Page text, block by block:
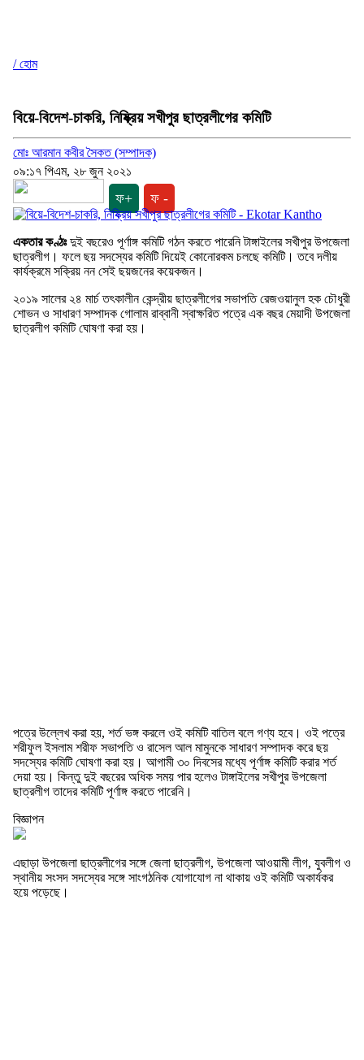
/ হোম
বিয়ে-বিদেশ-চাকরি, নিষ্ক্রিয় সখীপুর ছাত্রলীগের কমিটি
মোঃ আরমান কবীর সৈকত (সম্পাদক)
০৯:১৭ পিএম, ২৮ জুন ২০২১
ফ+ ফ -
একতার কণ্ঠঃদুই বছরেও পূর্ণাঙ্গ কমিটি গঠন করতে পারেনি টাঙ্গাইলের সখীপুর উপজেলা
ছাত্রলীগ। ফলে ছয় সদস্যের কমিটি দিয়েই কোনোরকম চলছে কমিটি। তবে দলীয়
কার্যক্রমে সক্রিয় নন সেই ছয়জনের কয়েকজন।
২০১৯ সালের ২৪ মার্চ তৎকালীন কেন্দ্রীয় ছাত্রলীগের সভাপতি রেজওয়ানুল হক চৌধুরী
শোভন ও সাধারণ সম্পাদক গোলাম রাব্বানী স্বাক্ষরিত পত্রে এক বছর মেয়াদী উপজেলা
ছাত্রলীগ কমিটি ঘোষণা করা হয়।
পত্রে উল্লেখ করা হয়, শর্ত ভঙ্গ করলে ওই কমিটি বাতিল বলে গণ্য হবে। ওই পত্রে
শরীফুল ইসলাম শরীফ সভাপতি ও রাসেল আল মামুনকে সাধারণ সম্পাদক করে ছয়
সদস্যের কমিটি ঘোষণা করা হয়। আগামী ৩০ দিবসের মধ্যে পূর্ণাঙ্গ কমিটি করার শর্ত
দেয়া হয়। কিন্তু দুই বছরের অধিক সময় পার হলেও টাঙ্গাইলের সখীপুর উপজেলা
ছাত্রলীগ তাদের কমিটি পূর্ণাঙ্গ করতে পারেনি।
বিজ্ঞাপন
এছাড়া উপজেলা ছাত্রলীগের সঙ্গে জেলা ছাত্রলীগ, উপজেলা আওয়ামী লীগ, যুবলীগ ও
স্থানীয় সংসদ সদস্যের সঙ্গে সাংগঠনিক যোগাযোগ না থাকায় ওই কমিটি অকার্যকর
হয়ে পড়েছে।